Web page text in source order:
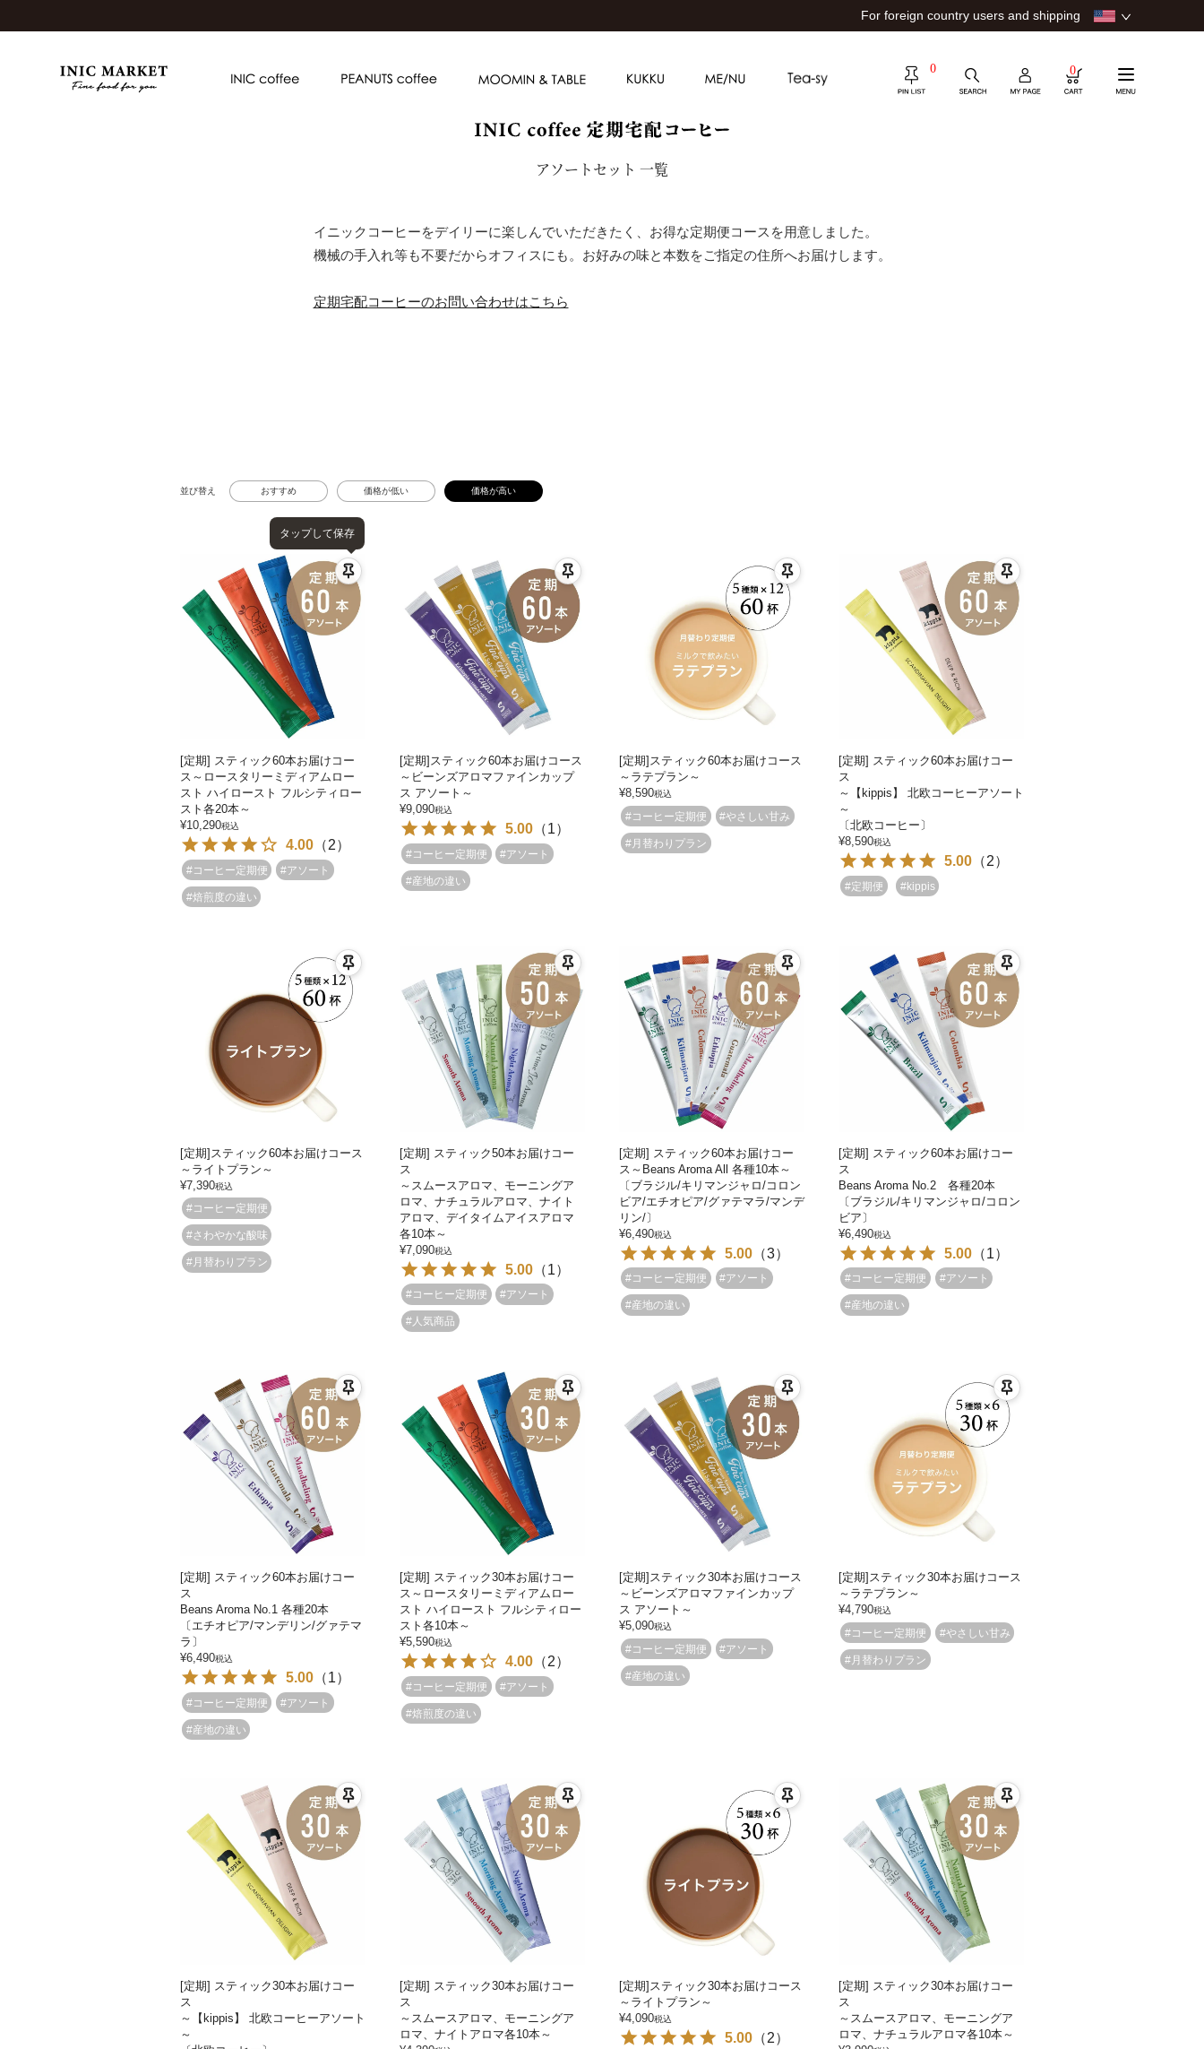
For foreign country users and shipping
0 0
アソートセット 一覧
イニックコーヒーをデイリーに楽しんでいただきたく、お得な定期便コースを用意しました。
機械の手入れ等も不要だからオフィスにも。お好みの味と本数をご指定の住所へお届けします。
定期宅配コーヒーのお問い合わせはこちら
並び替え おすすめ 価格が低い 価格が高い
タップして保存
[定期] スティック60本お届けコー
ス～ロースタリーミディアムロー
スト ハイロースト フルシティロー
スト各20本～
¥10,290税込
4.00（2）
#コーヒー定期便 #アソート
#焙煎度の違い
[定期]スティック60本お届けコース
～ビーンズアロマファインカップ
ス アソート～
¥9,090税込
5.00（1）
#コーヒー定期便 #アソート
#産地の違い
[定期]スティック60本お届けコース
～ラテプラン～
¥8,590税込
#コーヒー定期便 #やさしい甘み
#月替わりプラン
[定期] スティック60本お届けコー
ス
～【kippis】 北欧コーヒーアソート
～
〔北欧コーヒー〕
¥8,590税込
5.00 （2）
#定期便 #kippis
[定期]スティック60本お届けコース
～ライトプラン～
¥7,390税込
#コーヒー定期便
#さわやかな酸味
#月替わりプラン
[定期] スティック50本お届けコー
ス
～スムースアロマ、モーニングア
ロマ、ナチュラルアロマ、ナイト
アロマ、デイタイムアイスアロマ
各10本～
¥7,090税込
5.00（1）
#コーヒー定期便 #アソート
#人気商品
[定期] スティック60本お届けコー
ス～Beans Aroma All 各種10本～
〔ブラジル/キリマンジャロ/コロン
ビア/エチオピア/グァテマラ/マンデ
リン/〕
¥6,490税込
5.00（3）
#コーヒー定期便 #アソート
#産地の違い
[定期] スティック60本お届けコー
ス
Beans Aroma No.2 各種20本
〔ブラジル/キリマンジャロ/コロン
ビア〕
¥6,490税込
5.00 （1）
#コーヒー定期便 #アソート
#産地の違い
[定期] スティック60本お届けコー
ス
Beans Aroma No.1 各種20本
〔エチオピア/マンデリン/グァテマ
ラ〕
¥6,490税込
5.00（1）
#コーヒー定期便 #アソート
#産地の違い
[定期] スティック30本お届けコー
ス～ロースタリーミディアムロー
スト ハイロースト フルシティロー
スト各10本～
¥5,590税込
4.00（2）
#コーヒー定期便 #アソート
#焙煎度の違い
[定期]スティック30本お届けコース
～ビーンズアロマファインカップ
ス アソート～
¥5,090税込
#コーヒー定期便 #アソート
#産地の違い
[定期]スティック30本お届けコース
～ラテプラン～
¥4,790税込
#コーヒー定期便 #やさしい甘み
#月替わりプラン
[定期] スティック30本お届けコー
ス
～【kippis】 北欧コーヒーアソート
～
[定期] スティック30本お届けコー
ス
～スムースアロマ、モーニングア
ロマ、ナイトアロマ各10本～
[定期]スティック30本お届けコース
～ライトプラン～
¥4,090税込
5.00（2）
[定期] スティック30本お届けコー
ス
～スムースアロマ、モーニングア
ロマ、ナチュラルアロマ各10本～